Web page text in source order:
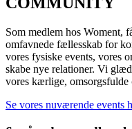
Som medlem hos Woment,
omfavnede fællesskab for
vores fysiske events, vores
skabe nye relationer. Vi
vores kærlige, omsorgsfulde
Se vores nuværende events